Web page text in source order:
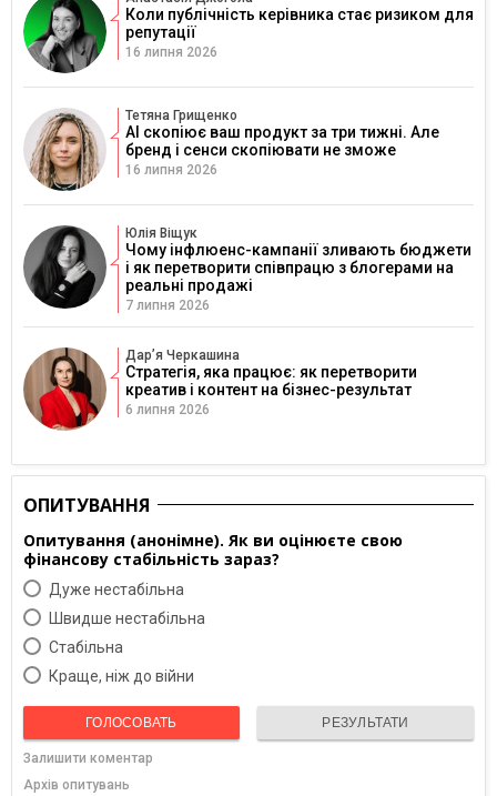
Коли публічність керівника стає ризиком для
репутації
16 липня 2026
Тетяна Грищенко
AI скопіює ваш продукт за три тижні. Але
бренд і сенси скопіювати не зможе
16 липня 2026
Юлія Віщук
Чому інфлюенс-кампанії зливають бюджети
і як перетворити співпрацю з блогерами на
реальні продажі
7 липня 2026
Дарʼя Черкашина
Стратегія, яка працює: як перетворити
креатив і контент на бізнес-результат
6 липня 2026
ОПИТУВАННЯ
Опитування (анонімне). Як ви оцінюєте свою
фінансову стабільність зараз?
Дуже нестабільна
Швидше нестабільна
Cтабільна
Краще, ніж до війни
ГОЛОСОВАТЬ РЕЗУЛЬТАТИ
Залишити коментар
Архів опитувань